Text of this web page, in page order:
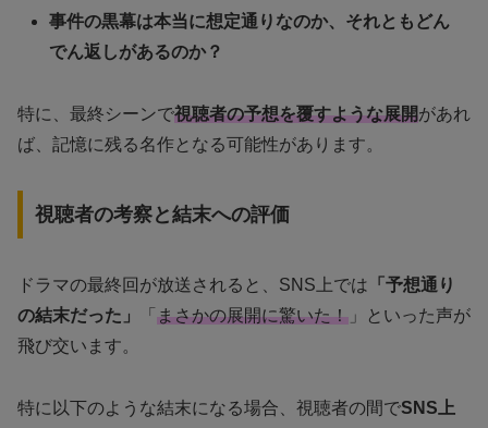
事件の黒幕は本当に想定通りなのか、それともどん
でん返しがあるのか？
特に、最終シーンで視聴者の予想を覆すような展開があれ
ば、記憶に残る名作となる可能性があります。
視聴者の考察と結末への評価
ドラマの最終回が放送されると、SNS上では 「予想通り
の結末だった」
「 まさかの展開に驚いた！ 」といった声が
飛び交います。
特に以下のような結末になる場合、視聴者の間でSNS上